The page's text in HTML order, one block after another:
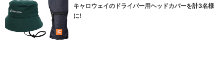
キャロウェイのドライバー用ヘッドカバーを計3名様
に!